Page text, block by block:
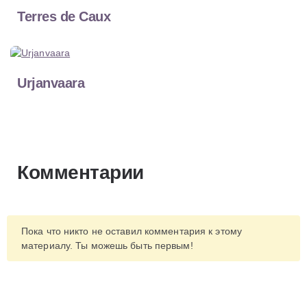
Terres de Caux
Urjanvaara
Комментарии
Пока что никто не оставил комментария к этому
материалу. Ты можешь быть первым!